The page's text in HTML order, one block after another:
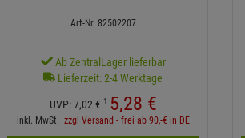
Art-Nr. 82502207
Ab ZentralLager lieferbar
Lieferzeit: 2-4 Werktage
UVP:7,02 € 1 5,28 €
inkl. MwSt. zzgl Versand - frei ab 90,-€ in DE